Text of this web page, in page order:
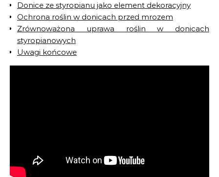
Donice ze styropianu jako element dekoracyjny
Ochrona roślin w donicach przed mrozem
Zrównoważona uprawa roślin w donicach
styropianowych
Uwagi końcowe